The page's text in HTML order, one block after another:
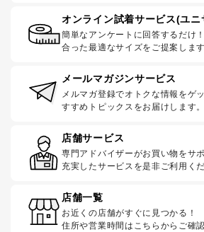
オンライン試着サービス(ユニ
簡単なアンケートに回答するだけ
合った最適なサイズをご提案します
メールマガジンサービス
メルマガ登録でオトクな情報をゲ
すすめトピックスをお届けします。
店舗サービス
専門アドバイザーがお買い物をサ
充実したサービスを是非ご利用くだ
店舗一覧
お近くの店舗がすぐに見つかる！
住所や営業時間はこちらからご確